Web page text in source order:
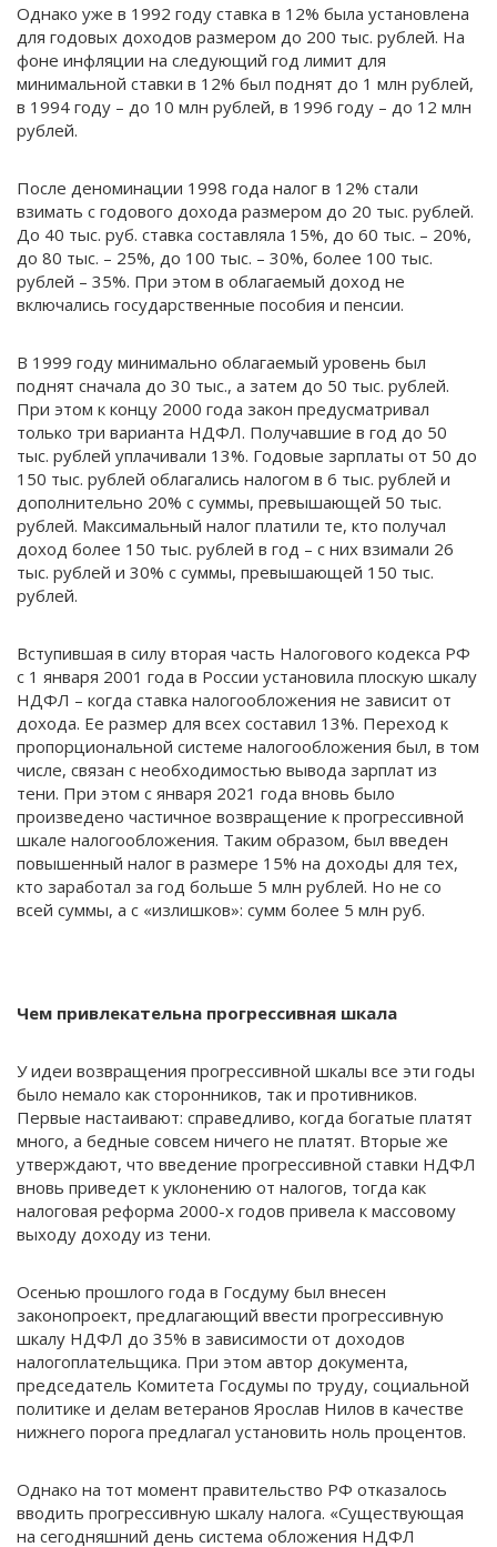
Однако уже в 1992 году ставка в 12% была установлена
для годовых доходов размером до 200 тыс. рублей. На
фоне инфляции на следующий год лимит для
минимальной ставки в 12% был поднят до 1 млн рублей,
в 1994 году – до 10 млн рублей, в 1996 году – до 12 млн
рублей.
После деноминации 1998 года налог в 12% стали
взимать с годового дохода размером до 20 тыс. рублей.
До 40 тыс. руб. ставка составляла 15%, до 60 тыс. – 20%,
до 80 тыс. – 25%, до 100 тыс. – 30%, более 100 тыс.
рублей – 35%. При этом в облагаемый доход не
включались государственные пособия и пенсии.
В 1999 году минимально облагаемый уровень был
поднят сначала до 30 тыс., а затем до 50 тыс. рублей.
При этом к концу 2000 года закон предусматривал
только три варианта НДФЛ. Получавшие в год до 50
тыс. рублей уплачивали 13%. Годовые зарплаты от 50 до
150 тыс. рублей облагались налогом в 6 тыс. рублей и
дополнительно 20% с суммы, превышающей 50 тыс.
рублей. Максимальный налог платили те, кто получал
доход более 150 тыс. рублей в год – с них взимали 26
тыс. рублей и 30% с суммы, превышающей 150 тыс.
рублей.
Вступившая в силу вторая часть Налогового кодекса РФ
с 1 января 2001 года в России установила плоскую шкалу
НДФЛ – когда ставка налогообложения не зависит от
дохода. Ее размер для всех составил 13%. Переход к
пропорциональной системе налогообложения был, в том
числе, связан с необходимостью вывода зарплат из
тени. При этом с января 2021 года вновь было
произведено частичное возвращение к прогрессивной
шкале налогообложения. Таким образом, был введен
повышенный налог в размере 15% на доходы для тех,
кто заработал за год больше 5 млн рублей. Но не со
всей суммы, а с «излишков»: сумм более 5 млн руб.
Чем привлекательна прогрессивная шкала
У идеи возвращения прогрессивной шкалы все эти годы
было немало как сторонников, так и противников.
Первые настаивают: справедливо, когда богатые платят
много, а бедные совсем ничего не платят. Вторые же
утверждают, что введение прогрессивной ставки НДФЛ
вновь приведет к уклонению от налогов, тогда как
налоговая реформа 2000-х годов привела к массовому
выходу доходу из тени.
Осенью прошлого года в Госдуму был внесен
законопроект, предлагающий ввести прогрессивную
шкалу НДФЛ до 35% в зависимости от доходов
налогоплательщика. При этом автор документа,
председатель Комитета Госдумы по труду, социальной
политике и делам ветеранов Ярослав Нилов в качестве
нижнего порога предлагал установить ноль процентов.
Однако на тот момент правительство РФ отказалось
вводить прогрессивную шкалу налога. «Существующая
на сегодняшний день система обложения НДФЛ